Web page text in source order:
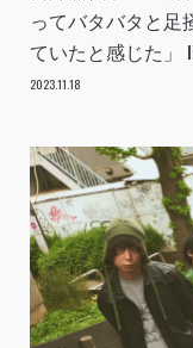
ってバタバタと足
ていたと感じた」
2023.11.18